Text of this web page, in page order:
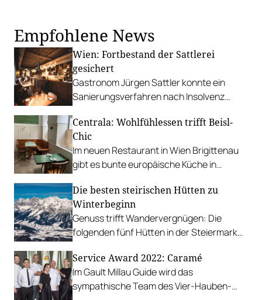
Empfohlene News
Wien: Fortbestand der Sattlerei
gesichert
Gastronom Jürgen Sattler konnte ein
Sanierungsverfahren nach Insolvenz
durch.
Centrala: Wohlfühlessen trifft Beisl-
Chic
Im neuen Restaurant in Wien Brigittenau
gibt es bunte europäische Küche in
Die besten steirischen Hütten zu
Winterbeginn
Genuss trifft Wandervergnügen: Die
folgenden fünf Hütten in der Steiermark
winterlicher Idylle.
Service Award 2022: Caramé
Im Gault Millau Guide wird das
sympathische Team des Vier-Hauben-